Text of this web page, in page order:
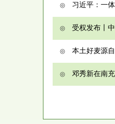
◎ 习近平：一
◎ 受权发布丨
◎ 本土好麦源
◎ 邓秀新在南